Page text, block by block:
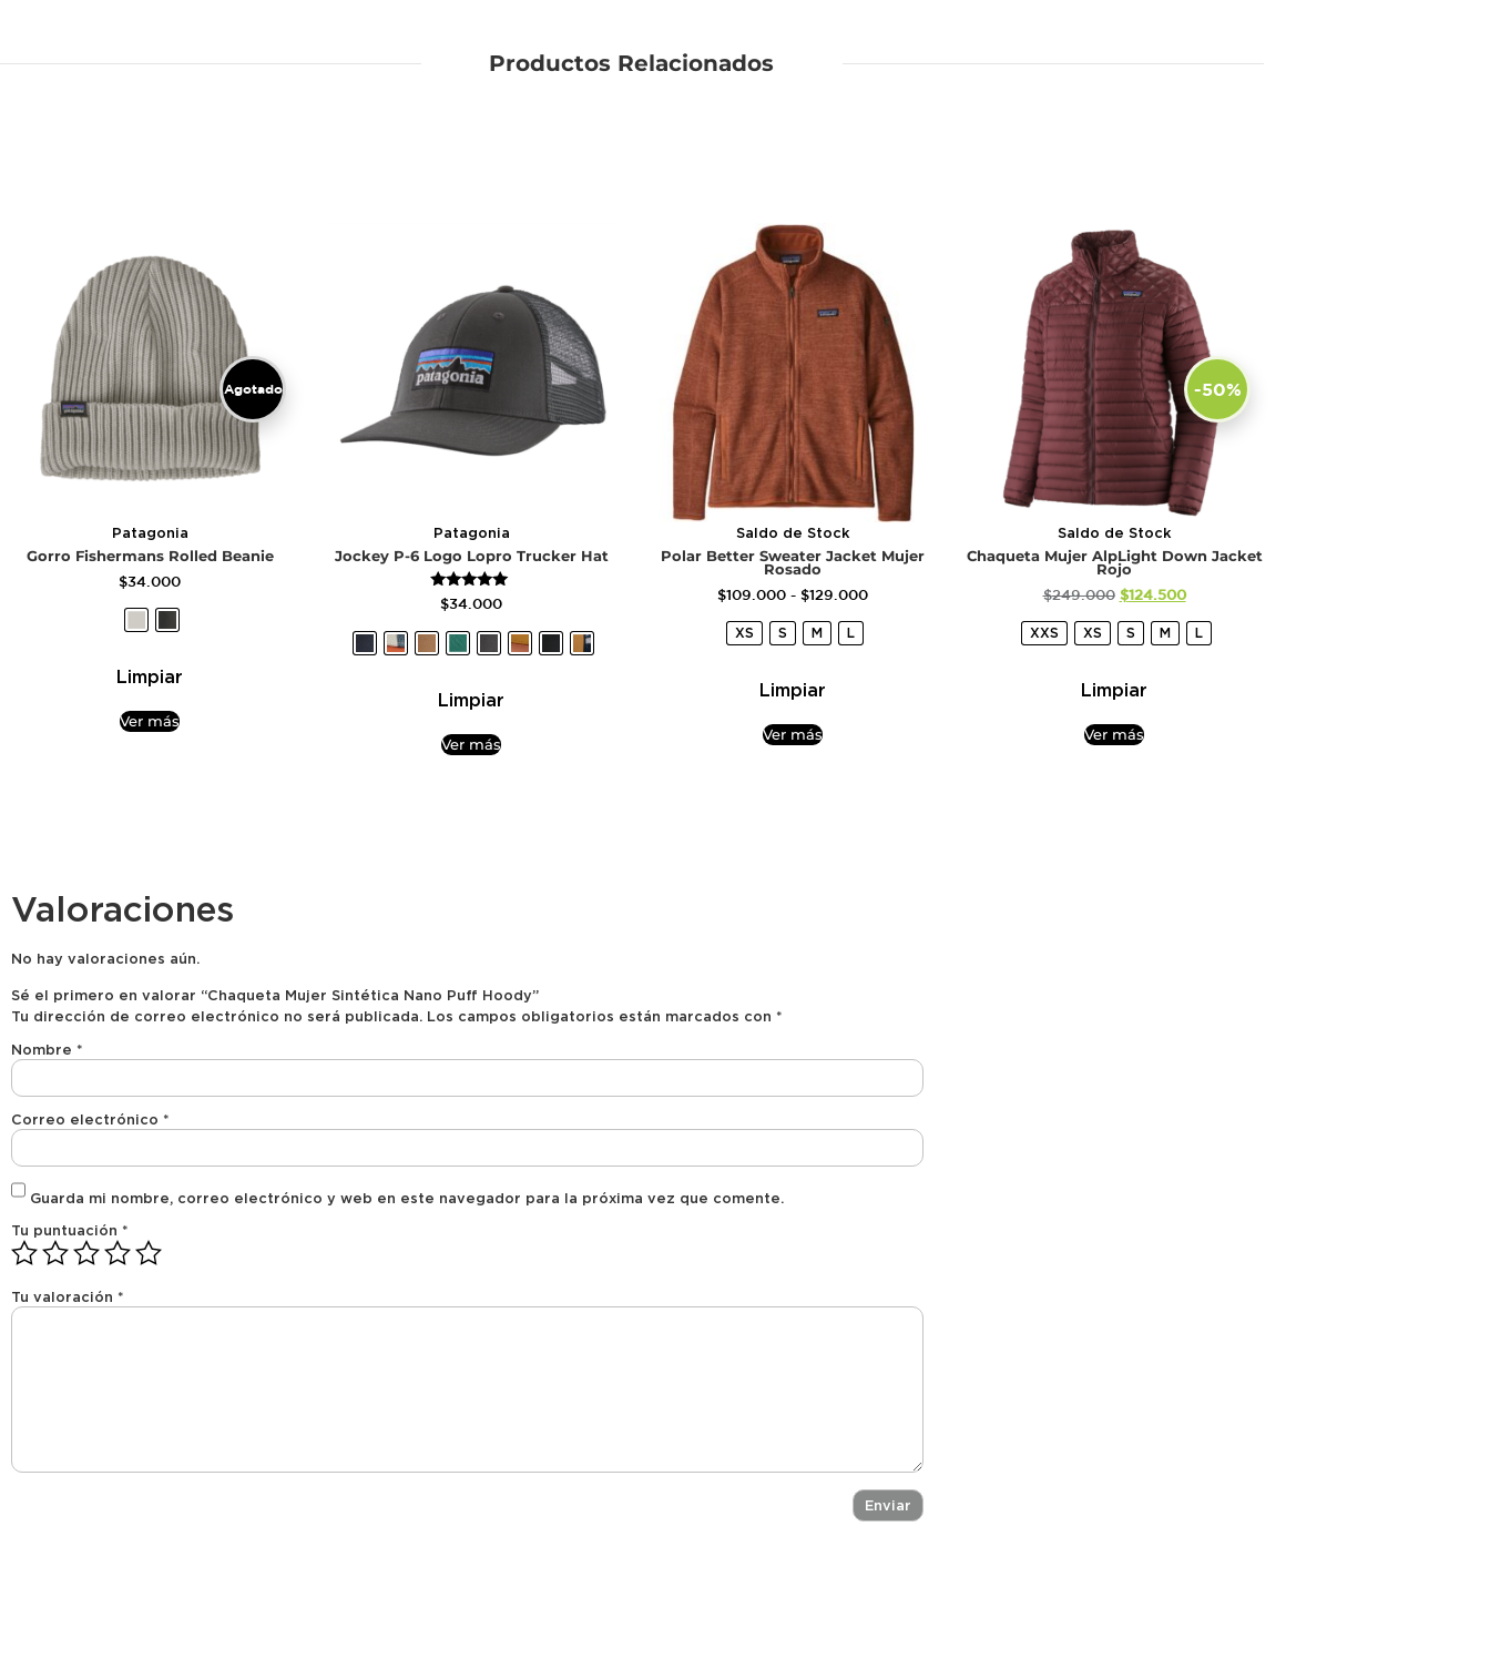
Productos Relacionados
Agotado
Patagonia
Gorro Fishermans Rolled Beanie
$34.000
Limpiar
Ver más
Patagonia
Jockey P-6 Logo Lopro Trucker Hat
Valorado
5.00
de 5
$34.000
Limpiar
Ver más
Saldo de Stock
Polar Better Sweater Jacket Mujer
Rosado
$109.000 - $129.000
XS S M L
Limpiar
Ver más
-50%
Saldo de Stock
Chaqueta Mujer AlpLight Down Jacket
Rojo
$249.000 $124.500
XXS XS S M L
Limpiar
Ver más
Valoraciones
No hay valoraciones aún.
Sé el primero en valorar “Chaqueta Mujer Sintética Nano Puff Hoody”
Tu dirección de correo electrónico no será publicada. Los campos obligatorios están marcados con *
Nombre *
Correo electrónico *
Guarda mi nombre, correo electrónico y web en este navegador para la próxima vez que comente.
Tu puntuación *
Tu valoración *